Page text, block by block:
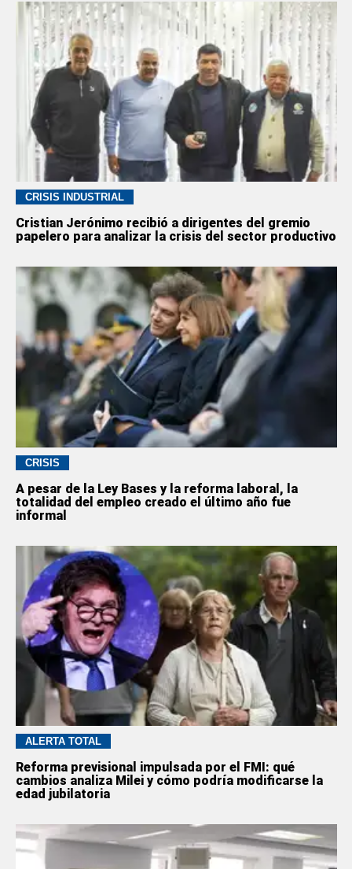
CRISIS INDUSTRIAL
Cristian Jerónimo recibió a dirigentes del gremio
papelero para analizar la crisis del sector productivo
CRISIS
A pesar de la Ley Bases y la reforma laboral, la
totalidad del empleo creado el último año fue
informal
ALERTA TOTAL
Reforma previsional impulsada por el FMI: qué
cambios analiza Milei y cómo podría modificarse la
edad jubilatoria